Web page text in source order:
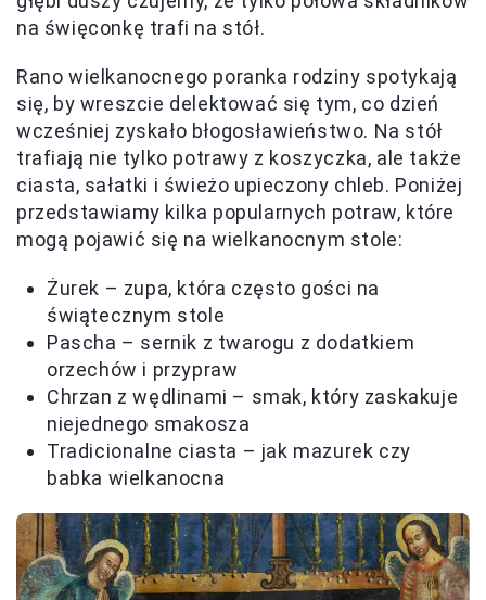
na święconkę trafi na stół.
Rano wielkanocnego poranka rodziny spotykają
się, by wreszcie delektować się tym, co dzień
wcześniej zyskało błogosławieństwo. Na stół
trafiają nie tylko potrawy z koszyczka, ale także
ciasta, sałatki i świeżo upieczony chleb. Poniżej
przedstawiamy kilka popularnych potraw, które
mogą pojawić się na wielkanocnym stole:
Żurek – zupa, która często gości na
świątecznym stole
Pascha – sernik z twarogu z dodatkiem
orzechów i przypraw
Chrzan z wędlinami – smak, który zaskakuje
niejednego smakosza
Tradicionalne ciasta – jak mazurek czy
babka wielkanocna